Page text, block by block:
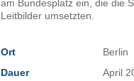
am Bundesplatz ein, die die
Leitbilder umsetzten.
Ort
Berlin
Dauer
April